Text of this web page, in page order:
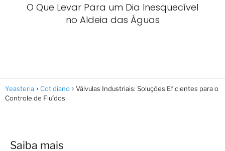
O Que Levar Para um Dia Inesquecível
no Aldeia das Águas
Yeasteria Cotidiano
Válvulas Industriais: Soluções Eficientes para o
Controle de Fluídos
Saiba mais